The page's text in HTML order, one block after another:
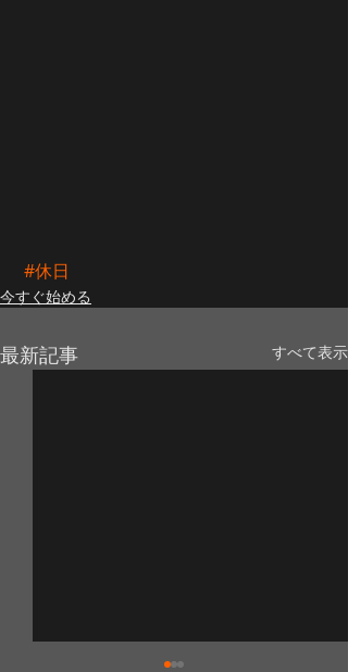
#休日
今すぐ始める
最新記事 すべて表示